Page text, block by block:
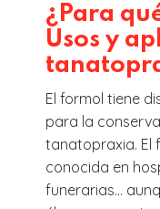
¿Para
Usos y
El formol tiene
para la
tanatopraxia. El
conocida en
funerarias…